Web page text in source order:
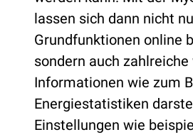
lassen sich dann nicht
Grundfunktionen online
sondern auch
Informationen wie zum
Energiestatistiken
Einstellungen wie